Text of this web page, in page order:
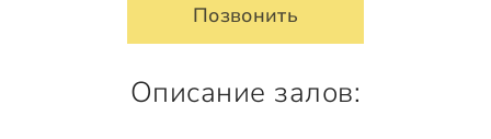
Позвонить
Описание залов: